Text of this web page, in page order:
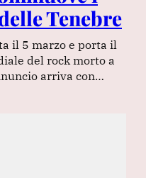
Tenebre
il 5 marzo e porta il
del rock morto a
arriva con…